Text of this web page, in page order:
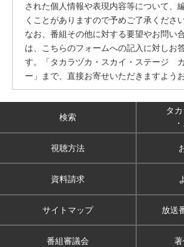
された個人情報や表現内容等について、
くことがありますので予めご了承ください
なお、番組その他に対する要望やお問い
は、こちらのフォームへの記入に対しお
す。「タカラヅカ・スカイ・ステージ
ー」まで、直接お寄せいただきますよう
検索
タ
視聴方法
資料請求
サイトマップ 放送
番組審議会